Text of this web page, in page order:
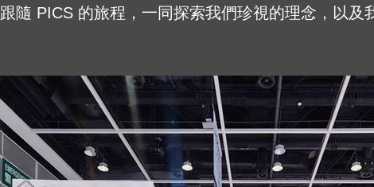
跟隨 PICS 的旅程，一同探索我們珍視的理念，以及